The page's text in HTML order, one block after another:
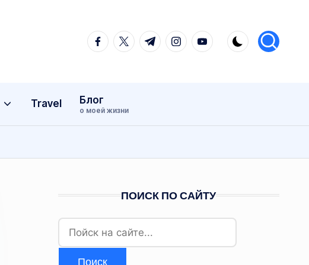
facebook.com
twitter.com
t.me instagram.com
youtube.com
Travel Блог
о моей жизни
ПОИСК ПО САЙТУ
Найти: